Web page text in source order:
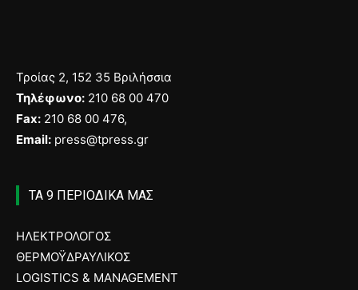
Τροίας 2, 152 35 Βριλήσσια
Τηλέφωνο: 210 68 00 470
Fax: 210 68 00 476,
Email: press@tpress.gr
ΤΑ 9 ΠΕΡΙΟΔΙΚΑ ΜΑΣ
ΗΛΕΚΤΡΟΛΟΓΟΣ
ΘΕΡΜΟΫΔΡΑΥΛΙΚΟΣ
LOGISTICS & MANAGEMENT